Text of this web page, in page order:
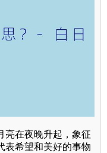
亮在夜晚升起，象征
表希望和美好的事物